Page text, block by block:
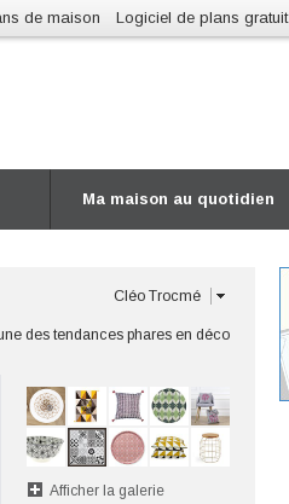
de maison Logiciel de plans gratuit
Ma maison au quotidien
Cléo Trocmé
des tendances phares en déco
Afficher la galerie